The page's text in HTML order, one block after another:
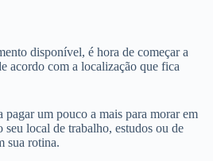
disponível, é hora de começar a
acordo com a localização que fica
pagar um pouco a mais para morar em
local de trabalho, estudos ou de
sua rotina.